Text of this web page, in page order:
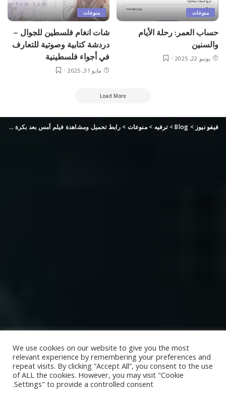
منوعات
حساب العمر: رحلة الأيام
والسنين
يونيو 22, 2025
منوعات
شات انغام فلسطين للجوال –
دردشة كتابية وصوتية للتعارف
في أجواء فلسطينية
مايو 31, 2025
Load More
فيفو نيوز >
Blog
>ترفيه >منوعات >رابط تحميل ومشاهدة فيلم أمس بعد بكرة بجودة عالية (ايجي بست ماي سيما)
We use cookies on our website to give you the most
relevant experience by remembering your preferences and
repeat visits. By clicking “Accept All”, you consent to the use
of ALL the cookies. However, you may visit "Cookie
Settings" to provide a controlled consent.